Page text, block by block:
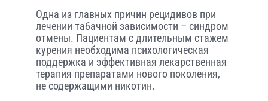
Одна из главных причин рецидивов при
лечении табачной зависимости – синдром
отмены. Пациентам с длительным стажем
курения необходима психологическая
поддержка и эффективная лекарственная
терапия препаратами нового поколения,
не содержащими никотин.